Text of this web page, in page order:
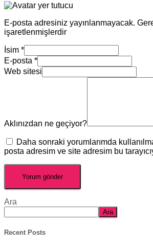
E-posta adresiniz yayınlanmayacak.
işaretlenmişlerdir
İsim *
E-posta *
Web sitesi
Aklınızdan ne geçiyor?
Daha sonraki yorumlarımda
posta adresim ve site adresim bu
Ara
Ara
Recent Posts